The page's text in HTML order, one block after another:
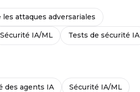
attaques adversariales
Sécurité IA/ML Tests de sécurité IA
des agents IA Sécurité IA/ML